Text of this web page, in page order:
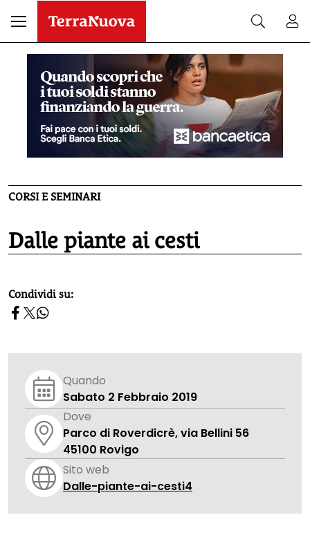
CORSI E SEMINARI
Dalle piante ai cesti
homepage h2
Condividi su:
Quando
Sabato 2 Febbraio 2019
Dove
Parco di Roverdicrè, via Bellini 56
45100 Rovigo
Sito web
Dalle-piante-ai-cesti4